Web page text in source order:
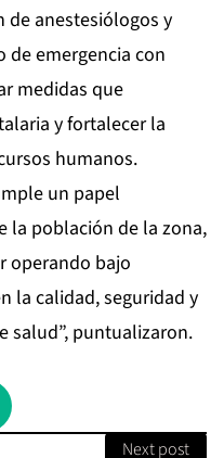
de anestesiólogos y
de emergencia con
medidas que
y fortalecer la
humanos.
un papel
la población de la zona,
operando bajo
la calidad, seguridad y
salud”, puntualizaron.
Next post